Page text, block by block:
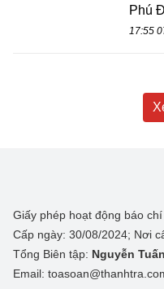
Phú
17:55
Giấy phép hoạt động báo
Cấp ngày: 30/08/2024; Nơi
Tổng Biên tập: Nguyễn
Email: